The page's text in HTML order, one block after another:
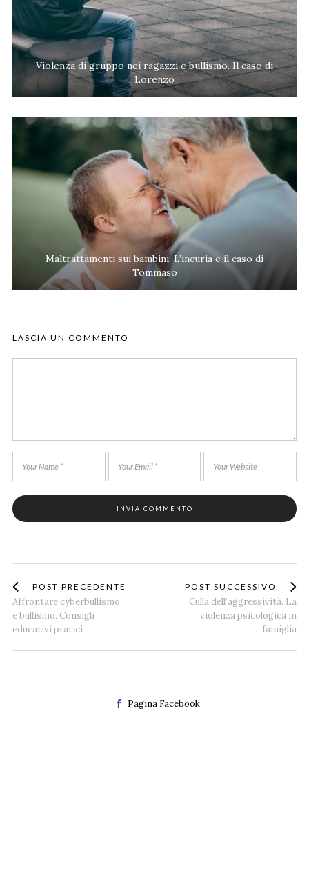
Violenza di gruppo nei ragazzi e bullismo. Il caso di
Lorenzo
Maltrattamenti sui bambini. L’incuria e il caso di
Tommaso
LASCIA UN COMMENTO
POST PRECEDENTE
Affrontare cyberbullismo
e bullismo. Consigli
educativi pratici
POST SUCCESSIVO
Culla dell’aggressività. La
violenza psicologica in
famiglia
Pagina Facebook